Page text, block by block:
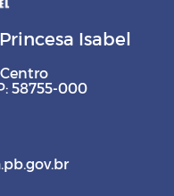
Isabel
58755-000